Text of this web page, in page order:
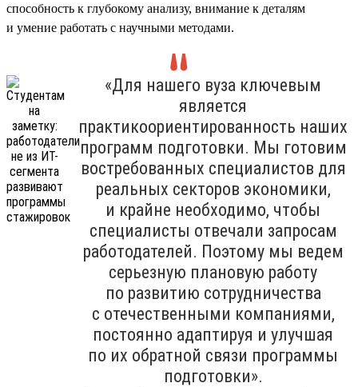
способность к глубокому анализу, внимание к деталям
и умение работать с научными методами.
«Для нашего вуза ключевым
является
практикоориентированность наших
программ подготовки. Мы готовим
востребованных специалистов для
реальных секторов экономики,
и крайне необходимо, чтобы
специалисты отвечали запросам
работодателей. Поэтому мы ведем
серьезную плановую работу
по развитию сотрудничества
с отечественными компаниями,
постоянно адаптируя и улучшая
по их обратной связи программы
подготовки».